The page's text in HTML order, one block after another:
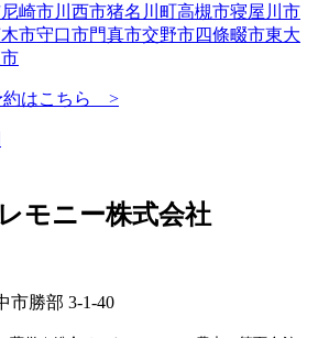
尼崎市川西市猪名川町高槻市寝屋川市
市守口市門真市交野市四條畷市東大
約はこちら >
モニー株式会社
市勝部 3-1-40